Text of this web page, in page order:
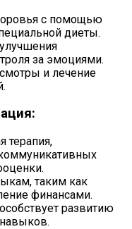
с помощью
диеты.
за эмоциями.
и лечение
терапия,
таким как
финансами.
развитию